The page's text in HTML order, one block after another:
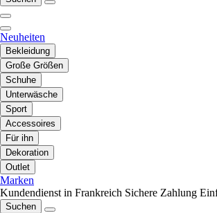
Neuheiten
Bekleidung
Große Größen
Schuhe
Unterwäsche
Sport
Accessoires
Für ihn
Dekoration
Outlet
Marken
Kundendienst in Frankreich Sichere Zahlung
Suchen